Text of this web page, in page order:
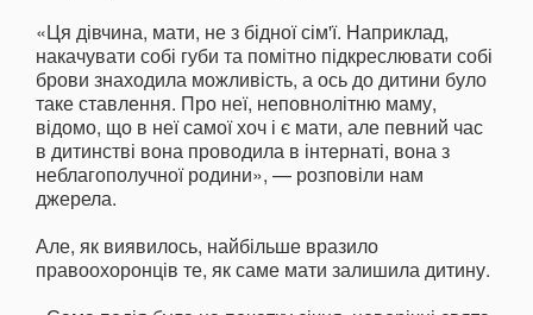
«Ця дівчина, мати, не з бідної сім'ї. Наприклад,
накачувати собі губи та помітно підкреслювати собі
брови знаходила можливість, а ось до дитини було
таке ставлення. Про неї, неповнолітню маму,
відомо, що в неї самої хоч і є мати, але певний час
в дитинстві вона проводила в інтернаті, вона з
неблагополучної родини», — розповіли нам
джерела.
Але, як виявилось, найбільше вразило
правоохоронців те, як саме мати залишила дитину.